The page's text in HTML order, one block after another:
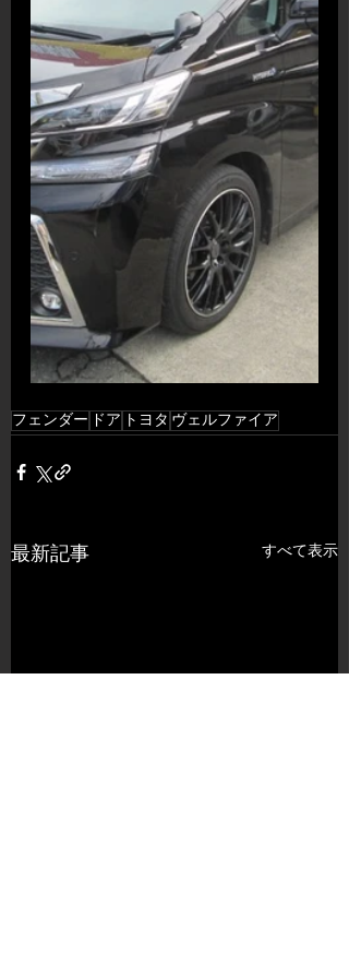
フェンダー ドア トヨタ ヴェルファイア
最新記事 すべて表示